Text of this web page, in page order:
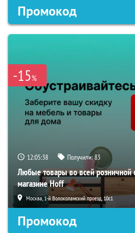
Промокод
-15%
12:05:37 Получили:83
Любые товары во всей розничной
магазине Hoff
Москва, 1-й Волоколамский проезд, 10с1
Промокод